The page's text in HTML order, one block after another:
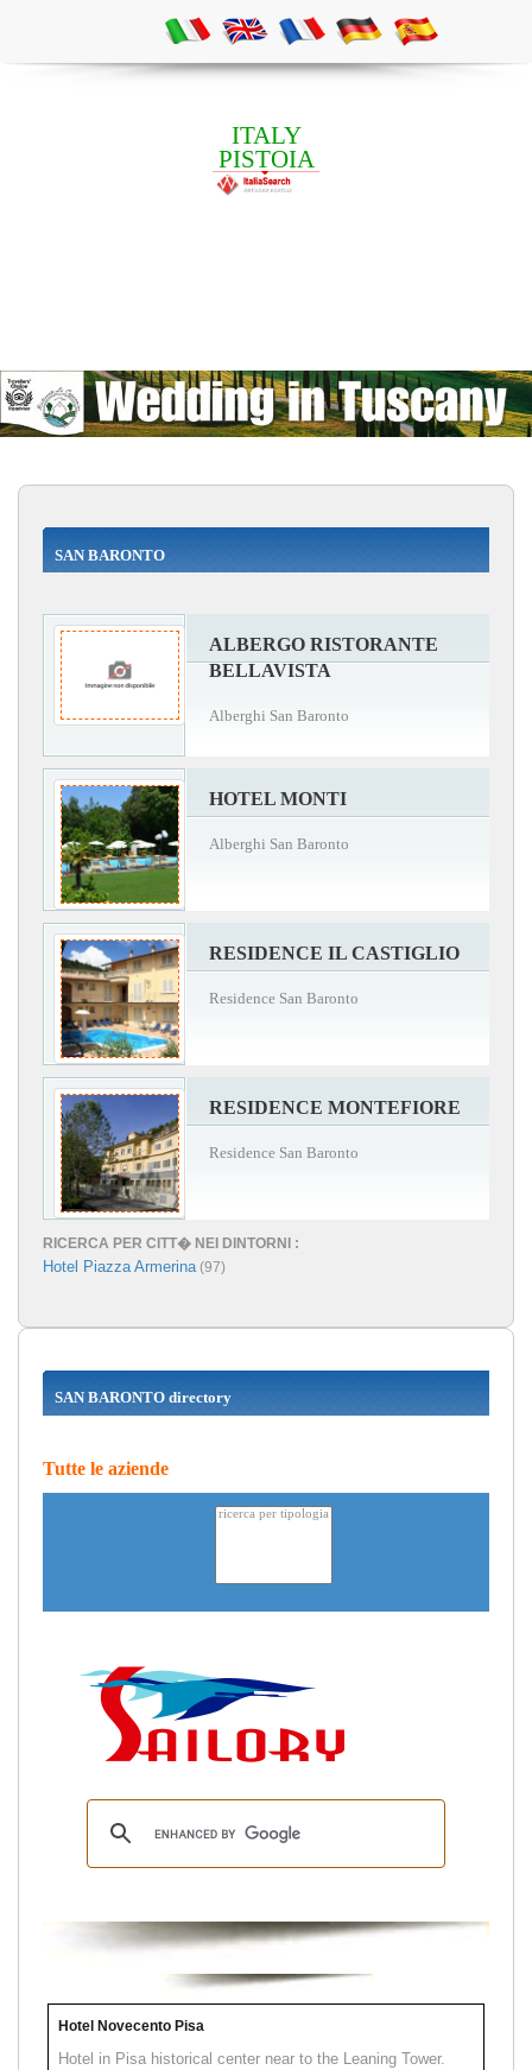
ITALY
PISTOIA
SAN BARONTO
ALBERGO RISTORANTE
BELLAVISTA
Alberghi San Baronto
HOTEL MONTI
Alberghi San Baronto
RESIDENCE IL CASTIGLIO
Residence San Baronto
RESIDENCE MONTEFIORE
Residence San Baronto
RICERCA PER CITT� NEI DINTORNI :
Hotel Piazza Armerina(97)
SAN BARONTO directory
Tutte le aziende
Hotel Novecento Pisa
Hotel in Pisa historical center near to the Leaning Tower.